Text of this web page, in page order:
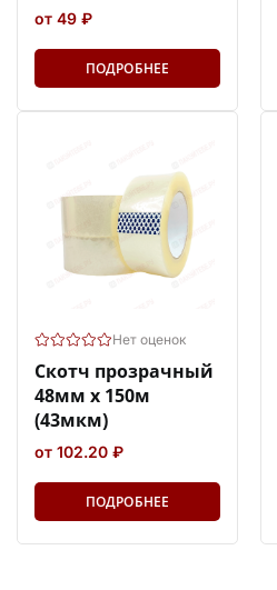
от 49 ₽
ПОДРОБНЕЕ
Нет оценок
Скотч прозрачный
48мм х 150м
(43мкм)
от 102.20 ₽
ПОДРОБНЕЕ